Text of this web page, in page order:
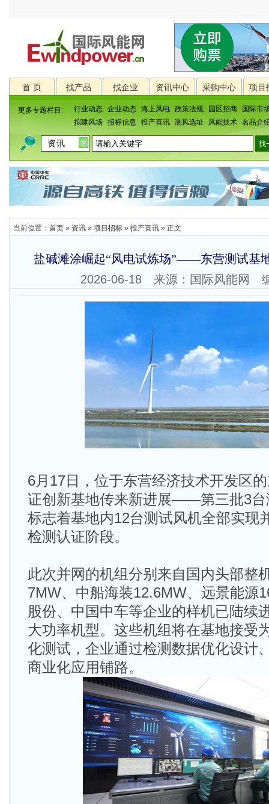
首 页 找产品 找企业 资讯中心 采购中心 项目
更多专题栏目: 行业动态 企业动态 海上风电 政策法规 园区招商
国际市
拟建风场
招标信息 投产喜讯 测风选址 风能技术 名品介
当前位置： 首页 » 资讯 » 项目招标 » 投产喜讯 » 正文
盐碱滩涂崛起“风电试炼场”——东营测试基
2026-06-18 来源：国际风能网
6月17日，位于东营经济技术开发区
证创新基地传来新进展——第三批3台
标志着基地内12台测试风机全部实现
检测认证阶段。
此次并网的机组分别来自国内头部整
7MW、中船海装12.6MW、远景能源
股份、中国中车等企业的样机已陆续
大功率机型。这些机组将在基地接受
化测试，企业通过检测数据优化设计
商业化应用铺路。